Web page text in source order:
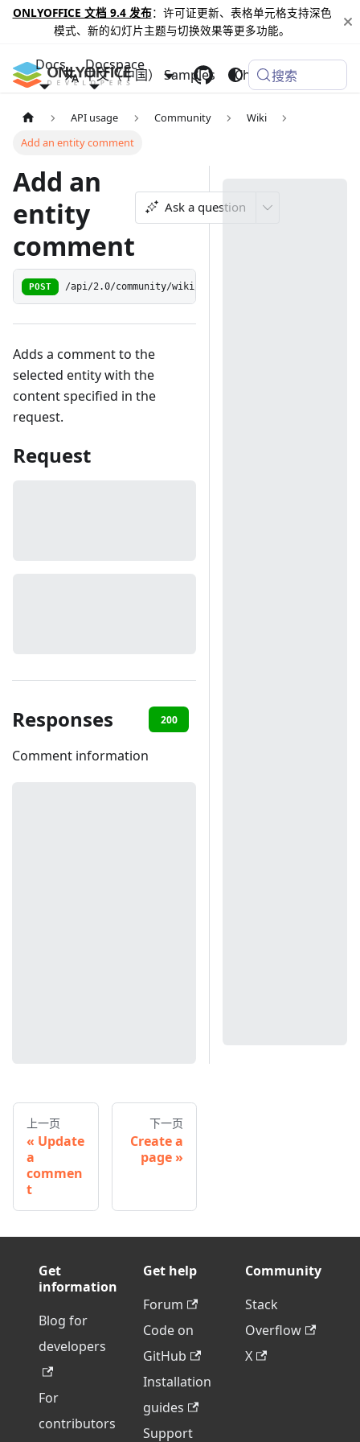
ONLYOFFICE 文档 9.4 发布：许可证更新、表格单元格支持深色
模式、新的幻灯片主题与切换效果等更多功能。
Docs Docspace
Samples Changelog
中文（中国） 搜索
API usage Community
Wiki
Add an entity comment
Add an
entity
comment
Ask a question
POST /api/2.0/community/wiki/comment
Adds a comment to the
selected entity with the
content specified in the
request.
Request
Responses 200
Comment information
上一页
Update
a
commen
t
下一页
Create a
page
Get
information
Blog for
developers
For
contributors
Get help
Forum
Code on
GitHub
Installation
guides
Support
Community
Stack
Overflow
X